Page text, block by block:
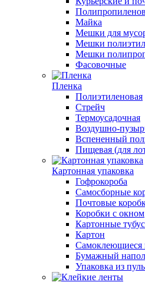
Майка
Мешки для
Мешки
Мешки
Фасовочные
Пленка
Полиэтиленовая
Стрейч
Термоусадочная
Воздушно-
Вспененный
Пищевая (для
Картонная упаковка
Гофрокороба
Самосборные
Почтовые
Коробки с окном
Картонные
Картон
Самоклеющиеся
Бумажный
Упаковка из